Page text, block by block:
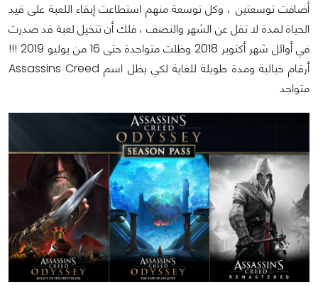
أضافت توسعتين ، وكل توسعة منهم استطاعت إبقاء اللعبة على قيد
الحياة لمدة لا تقل عن الشهر والنصف ، فلك أن تتخيل لعبة قد صدرت
في أوائل شهر أكتوبر 2018 وظلت متواجدة حتى 16 من يوليو 2019 !!!
أرقام خيالية ومدة طويلة للغاية لكي يظل اسم Assassins Creed
متواجد